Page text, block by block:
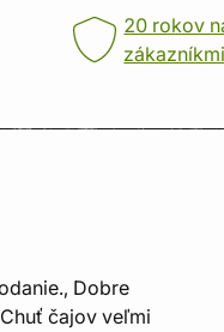
20 rokov
zákazníkmi
Dobre
čajov veľmi